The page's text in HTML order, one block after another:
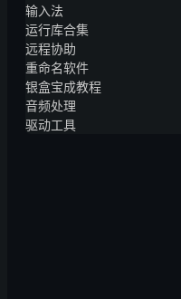
输入法
运行库合集
远程协助
重命名软件
银盒宝成教程
音频处理
驱动工具